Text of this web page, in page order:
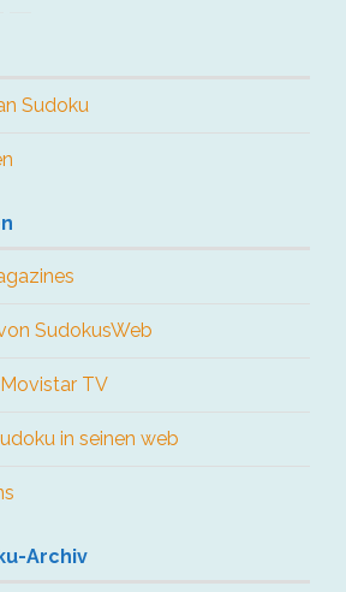
Sudoku
SudokusWeb
TV
in seinen web
Archiv